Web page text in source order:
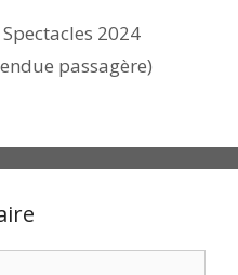
Spectacles 2024
passagère)